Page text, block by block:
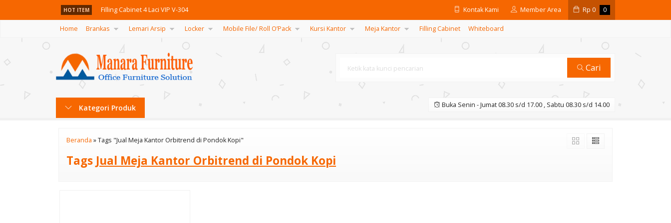
HOT ITEM Filling Cabinet 4 Laci VIP V-304
Kursi Gaming INVITI FLASH E RED
Laci Dorong Uno UMP 1135
Lemari Arsip Frontline DP 06
Kursi Kantor Ichiko Tokyo I S-W
Kontak Kami Member Area Rp 0 0
Home Brankas Lemari Arsip Locker Mobile File/ Roll O’Pack Kursi Kantor Meja Kantor Filling Cabinet Whiteboard
Cari
Kategori Produk Buka Senin - Jumat 08.30 s/d 17.00 , Sabtu 08.30 s/d 14.00
Beranda »Tags "Jual Meja Kantor Orbitrend di Pondok Kopi"
Tags Jual Meja Kantor Orbitrend di Pondok Kopi